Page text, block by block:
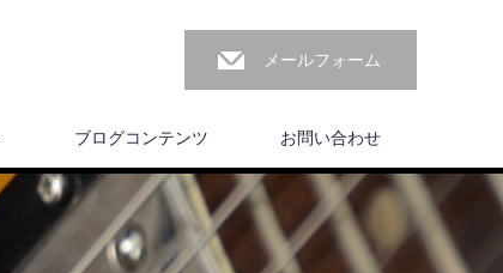
メールフォーム
ブログコンテンツ お問い合わせ